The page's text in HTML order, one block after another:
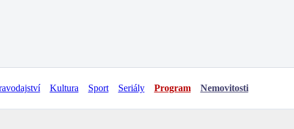
Kultura Sport Seriály Program Nemovitosti